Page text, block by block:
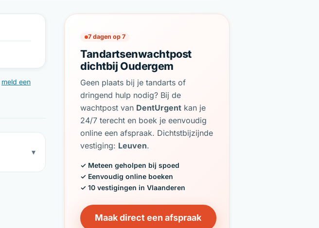
7 dagen op 7
Tandartsenwachtpost
dichtbij Oudergem
Geen plaats bij je tandarts of
dringend hulp nodig? Bij de
wachtpost van DentUrgent kan je
24/7 terecht en boek je eenvoudig
online een afspraak. Dichtstbijzijnde
vestiging: Leuven.
✓ Meteen geholpen bij spoed
✓ Eenvoudig online boeken
✓ 10 vestigingen in Vlaanderen
Maak direct een afspraak
meld een
▾